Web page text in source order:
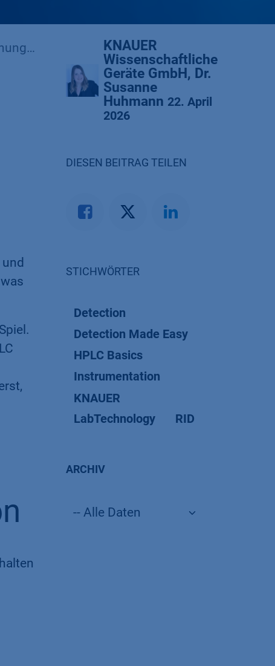
KNAUER
Wissenschaftliche
Geräte GmbH, Dr.
Susanne
Huhmann 22. April
2026
DIESEN BEITRAG TEILEN
STICHWÖRTER
Detection
Detection Made Easy
HPLC Basics
Instrumentation
KNAUER
LabTechnology
RID
ARCHIV